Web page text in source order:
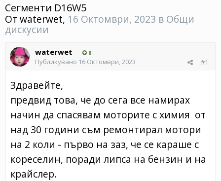
Сегменти D16W5
От waterwet, 16 Октомври, 2023 в Общи
дискусии
waterwet 8
#1
Публикувано 16 Октомври, 2023
Здравейте,
предвид това, че до сега все намирах
начин да спасявам моторите с химия от
над 30 години съм ремонтирал мотори
на 2 коли - първо на заз, че се караше с
кореселин, поради липса на бензин и на
крайслер.